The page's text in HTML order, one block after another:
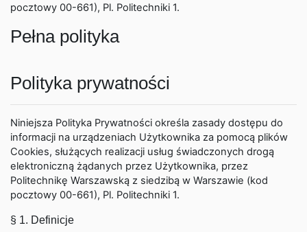
pocztowy 00-661), Pl. Politechniki 1.
Pełna polityka
Polityka prywatności
Niniejsza Polityka Prywatności określa zasady dostępu do
informacji na urządzeniach Użytkownika za pomocą plików
Cookies, służących realizacji usług świadczonych drogą
elektroniczną żądanych przez Użytkownika, przez
Politechnikę Warszawską z siedzibą w Warszawie (kod
pocztowy 00-661), Pl. Politechniki 1.
§ 1. Definicje